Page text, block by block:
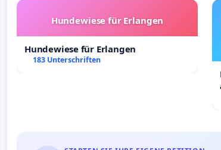
Hundewiese für Erlangen
Hundewiese für Erlangen
183 Unterschriften